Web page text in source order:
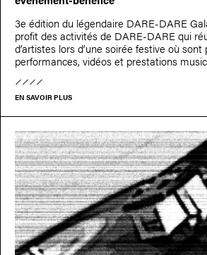
3e édition du légendaire DARE-DARE
profit des activités de DARE-DARE qui
d’artistes lors d’une soirée festive où
performances, vidéos et prestations
EN SAVOIR PLUS